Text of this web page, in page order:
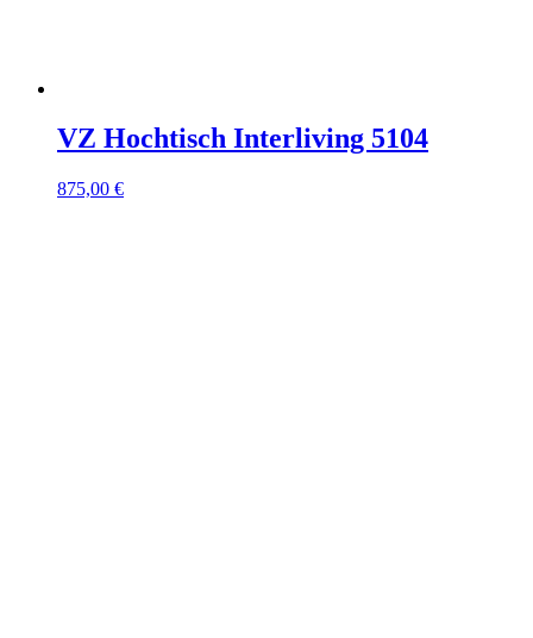
VZ Hochtisch Interliving 5104
875,00 €